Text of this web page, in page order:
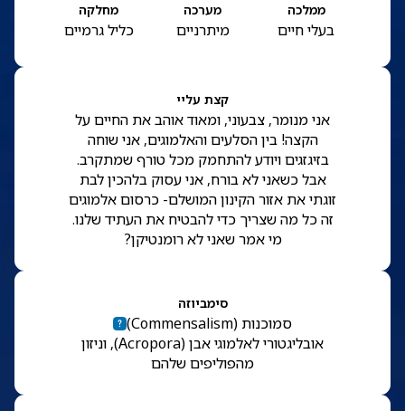
ממלכה
בעלי חיים
מערכה
מיתרניים
מחלקה
כליל גרמיים
קצת עליי
אני מנומר, צבעוני, ומאוד אוהב את החיים על
הקצה! בין הסלעים והאלמוגים, אני שוחה
בזיגזגים ויודע להתחמק מכל טורף שמתקרב.
אבל כשאני לא בורח, אני עסוק בלהכין לבת
זוגתי את אזור הקינון המושלם- כרסום אלמוגים
זה כל מה שצריך כדי להבטיח את העתיד שלנו.
מי אמר שאני לא רומנטיקן?
סימביוזה
סמוכנות (
Commensalism
)
אובליגטורי לאלמוגי אבן (Acropora), וניזון
מהפוליפים שלהם